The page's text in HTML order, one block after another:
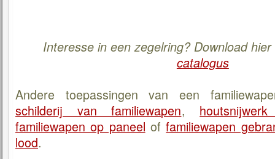
Interesse in een zegelring? Download
catalogus
Andere toepassingen van een
schilderij van familiewapen,
familiewapen op paneel offamiliewapen
lood.